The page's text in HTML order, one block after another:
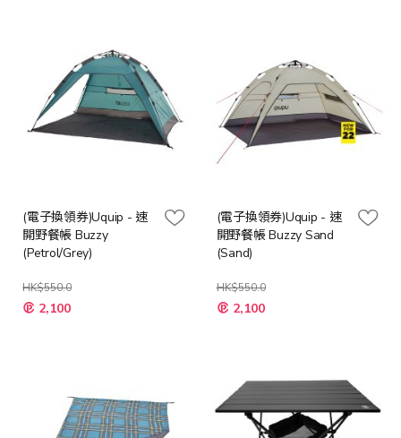
(電子換領券)Uquip - 速
開野餐帳 Buzzy
(Petrol/Grey)
HK$550.0
特
殊 2,100
(電子換領券)Uquip - 速
開野餐帳 Buzzy Sand
(Sand)
HK$550.0
特
殊 2,100